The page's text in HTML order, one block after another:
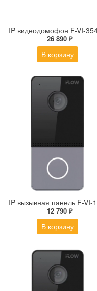
26 890 ₽
В корзину
12 790 ₽
В корзину